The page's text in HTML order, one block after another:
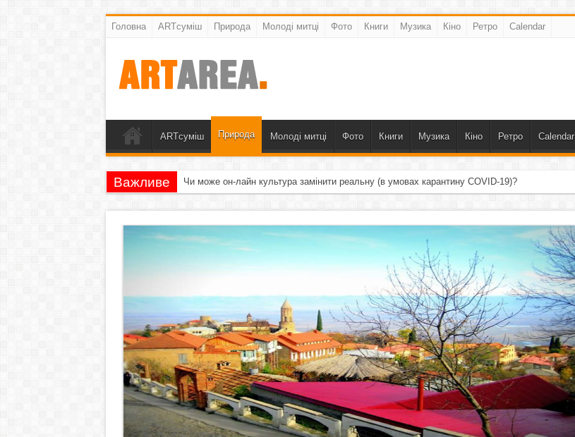
Головна ARTсуміш Природа Молоді митці Фото Книги Музика Кіно Ретро Calendar
ARTсуміш Природа Молоді митці Фото Книги Музика Кіно Ретро Calendar
Важливе Чи може он-лайн культура замінити реальну (в умовах карантину COVID-19)?